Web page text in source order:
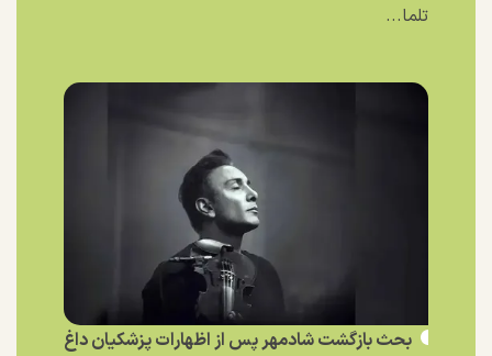
تلما...
بحث بازگشت شادمهر پس از اظهارات پزشکیان داغ